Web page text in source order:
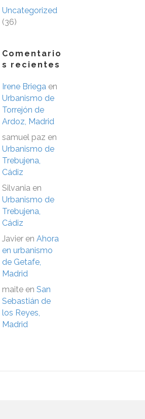
Uncategorized
(36)
Comentario
s recientes
Irene Briega en
Urbanismo de
Torrejón de
Ardoz, Madrid
samuel paz en
Urbanismo de
Trebujena,
Cádiz
Silvania en
Urbanismo de
Trebujena,
Cádiz
Javier en Ahora
en urbanismo
de Getafe,
Madrid
maite en San
Sebastián de
los Reyes,
Madrid